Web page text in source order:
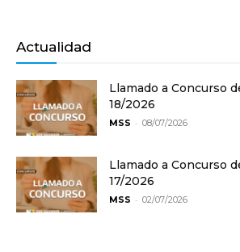
Actualidad
Llamado a Concurso
18/2026
MSS - 08/07/2026
Llamado a Concurso
17/2026
MSS - 02/07/2026